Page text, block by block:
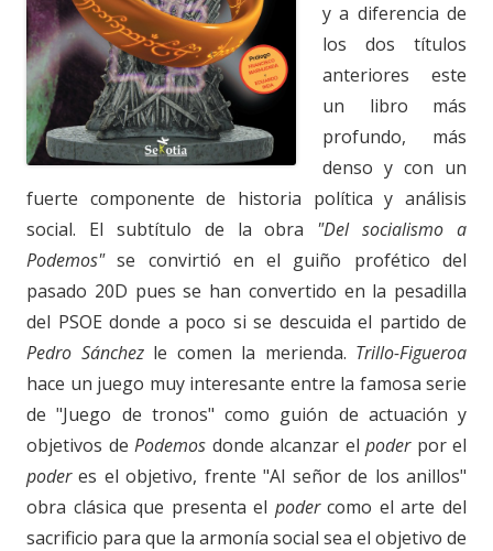
y a diferencia de
los dos títulos
anteriores este
un libro más
profundo, más
denso y con un
fuerte componente de historia política y análisis
social. El subtítulo de la obra "Del socialismo a
Podemos"se convirtió en el guiño profético del
pasado 20D pues se han convertido en la pesadilla
del PSOE donde a poco si se descuida el partido de
Pedro Sánchezle comen la merienda. Trillo-Figueroa
hace un juego muy interesante entre la famosa serie
de "Juego de tronos" como guión de actuación y
objetivos de Podemos donde alcanzar el poder por el
poderes el objetivo, frente "Al señor de los anillos"
obra clásica que presenta el podercomo el arte del
sacrificio para que la armonía social sea el objetivo de